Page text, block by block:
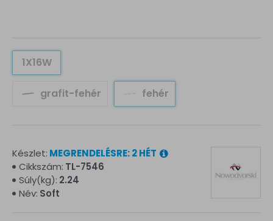
1X16W
grafit-fehér fehér
Készlet: MEGRENDELÉSRE: 2 HÉT
Cikkszám: TL-7546
Súly(kg): 2.24
Név: Soft